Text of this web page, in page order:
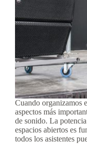
Cuando organizamos
aspectos más
de sonido. La
espacios abiertos es
todos los asistentes